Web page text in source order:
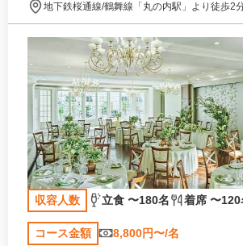
地下鉄桜通線/鶴舞線「丸の内駅」より徒歩2
収容人数 立食 〜180名 着席 〜120
コース金額 8,800円〜/名